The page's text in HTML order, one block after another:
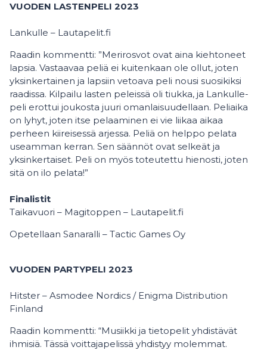
VUODEN LASTENPELI 2023
Lankulle – Lautapelit.fi
Raadin kommentti: ”Merirosvot ovat aina kiehtoneet
lapsia. Vastaavaa peliä ei kuitenkaan ole ollut, joten
yksinkertainen ja lapsiin vetoava peli nousi suosikiksi
raadissa. Kilpailu lasten peleissä oli tiukka, ja Lankulle-
peli erottui joukosta juuri omanlaisuudellaan. Peliaika
on lyhyt, joten itse pelaaminen ei vie liikaa aikaa
perheen kiireisessä arjessa. Peliä on helppo pelata
useamman kerran. Sen säännöt ovat selkeät ja
yksinkertaiset. Peli on myös toteutettu hienosti, joten
sitä on ilo pelata!”
Finalistit
Taikavuori ­– Magitoppen – Lautapelit.fi
Opetellaan Sanaralli – Tactic Games Oy
VUODEN PARTYPELI 2023
Hitster – Asmodee Nordics / Enigma Distribution
Finland
Raadin kommentti: “Musiikki ja tietopelit yhdistävät
ihmisiä. Tässä voittajapelissä yhdistyy molemmat.